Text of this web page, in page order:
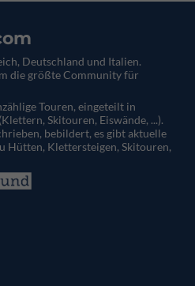
Deutschland und Italien.
die größte Community für
Touren, eingeteilt in
Skitouren, Eiswände, ...).
bebildert, es gibt aktuelle
Hütten, Klettersteigen, Skitouren,